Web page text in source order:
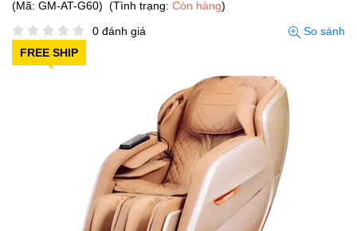
(Mã: GM-AT-G60) (Tình trạng: Còn hàng)
0 đánh giá
So sánh
FREE SHIP